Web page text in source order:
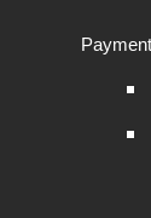
Payment